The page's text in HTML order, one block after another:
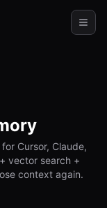
Cursor, Claude,
vector search +
context again.